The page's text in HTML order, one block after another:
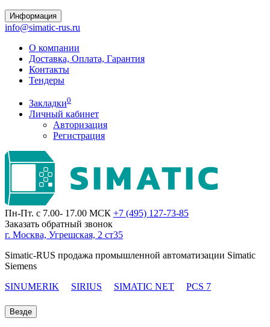
Информация
info@simatic-rus.ru
О компании
Доставка, Оплата, Гарантия
Контакты
Тендеры
Закладки0
Личный кабинет
Авторизация
Регистрация
Пн-Пт. с 7.00- 17.00 МСК +7 (495) 127-73-85
Заказать обратный звонок
г. Москва, Угрешская, 2 ст35
Simatic-RUS продажа промышленной автоматизации Simatic
Siemens
SINUMERIK
SIRIUS SIMATIC NET PCS 7
Везде